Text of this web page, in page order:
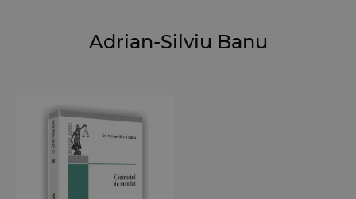
Adrian-Silviu Banu